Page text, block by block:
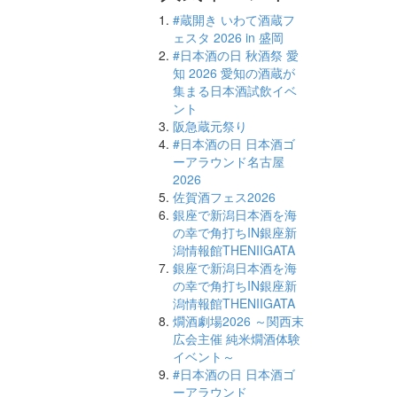
#蔵開き いわて酒蔵フ
ェスタ 2026 in 盛岡
#日本酒の日 秋酒祭 愛
知 2026 愛知の酒蔵が
集まる日本酒試飲イベ
ント
阪急蔵元祭り
#日本酒の日 日本酒ゴ
ーアラウンド名古屋
2026
佐賀酒フェス2026
銀座で新潟日本酒を海
の幸で角打ちIN銀座新
潟情報館THENIIGATA
銀座で新潟日本酒を海
の幸で角打ちIN銀座新
潟情報館THENIIGATA
燗酒劇場2026 ～関西末
広会主催 純米燗酒体験
イベント～
#日本酒の日 日本酒ゴ
ーアラウンド